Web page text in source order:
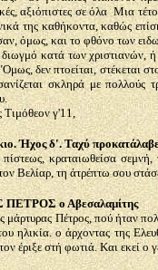
αξιόπιστες σε όλα Μια
της καθήκοντα, καθώς
όμως, και το φθόνο των
διωγμό κατά των χριστιανών,
δεν πτοείται, στέκεται
σκληρά με πολλούς
Τιμόθεον γ'11,
Ήχος δ'. Ταχύ
πίστεως, κραταιωθείσα
Βελίαρ, τη άτρέπτω σου
ο Αβεσαλαμίτης
μάρτυρας Πέτρος, πού ήταν
ηλικία. ο άρχοντας της
έριξε στή φωτιά. Και εκεί ο